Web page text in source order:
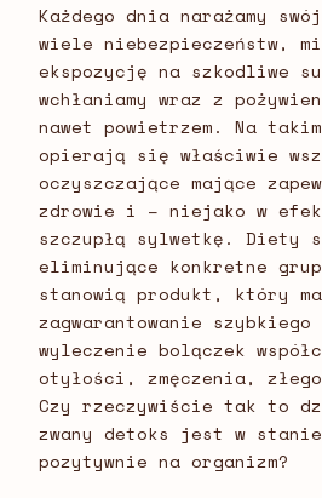
Każdego dnia narażamy
wiele niebezpieczeństw,
ekspozycję na szkodliwe
wchłaniamy wraz z
nawet powietrzem. Na
opierają się właściwie
oczyszczające mające
zdrowie i – niejako w
szczupłą sylwetkę. Diety
eliminujące konkretne
stanowią produkt, który
zagwarantowanie
wyleczenie bolączek
otyłości, zmęczenia, złego
Czy rzeczywiście tak to
zwany detoks jest w stanie
pozytywnie na organizm?